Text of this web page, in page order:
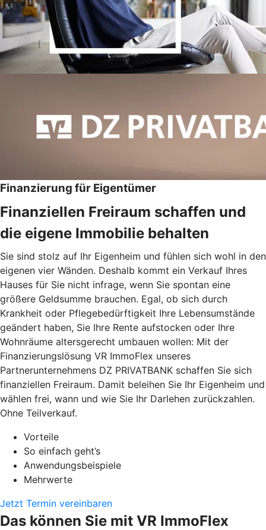
Finanzierung für Eigentümer
Finanziellen Freiraum schaffen und
die eigene Immobilie behalten
Sie sind stolz auf Ihr Eigenheim und fühlen sich wohl in den
eigenen vier Wänden. Deshalb kommt ein Verkauf Ihres
Hauses für Sie nicht infrage, wenn Sie spontan eine
größere Geldsumme brauchen. Egal, ob sich durch
Krankheit oder Pflegebedürftigkeit Ihre Lebensumstände
geändert haben, Sie Ihre Rente aufstocken oder Ihre
Wohnräume altersgerecht umbauen wollen: Mit der
Finanzierungslösung VR ImmoFlex unseres
Partnerunternehmens DZ PRIVATBANK schaffen Sie sich
finanziellen Freiraum. Damit beleihen Sie Ihr Eigenheim und
wählen frei, wann und wie Sie Ihr Darlehen zurückzahlen.
Ohne Teilverkauf.
Vorteile
So einfach geht’s
Anwendungsbeispiele
Mehrwerte
Jetzt Termin vereinbaren
Das können Sie mit VR ImmoFlex